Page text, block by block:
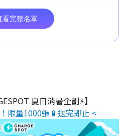
夏日消暑企劃⚡】
限量1000張🔋送完即止 <